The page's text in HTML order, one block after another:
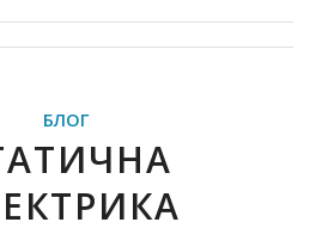
БЛОГ